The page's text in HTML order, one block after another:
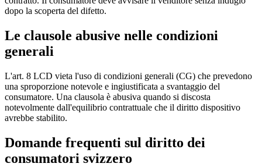
dopo la scoperta del difetto.
Le clausole abusive nelle condizioni
generali
L'art. 8 LCD vieta l'uso di condizioni generali (CG) che prevedono
una sproporzione notevole e ingiustificata a svantaggio del
consumatore. Una clausola è abusiva quando si discosta
notevolmente dall'equilibrio contrattuale che il diritto dispositivo
avrebbe stabilito.
Domande frequenti sul diritto dei
consumatori svizzero